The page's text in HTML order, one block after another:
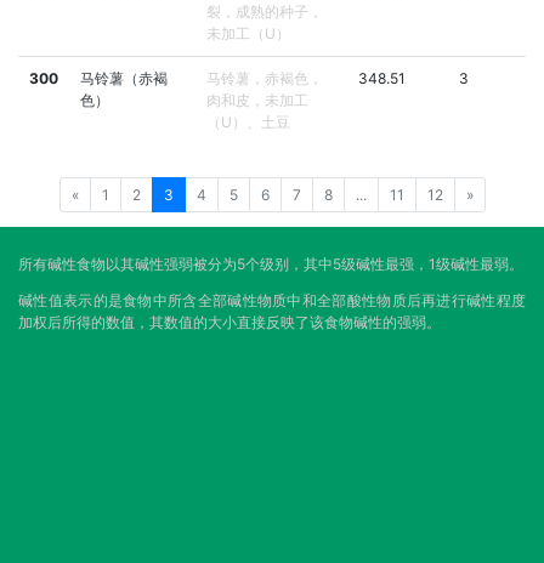
裂，成熟的种子，
未加工（U）
300
马铃薯（赤褐
色）
马铃薯，赤褐色，
肉和皮，未加工
（U）、土豆
348.51 3
« 1 2 3 4 5 6 7 8 ... 11 12 »
所有碱性食物以其碱性强弱被分为5个级别，其中5级碱性最强，1级碱性最弱。
碱性值表示的是食物中所含全部碱性物质中和全部酸性物质后再进行碱性程度
加权后所得的数值，其数值的大小直接反映了该食物碱性的强弱。